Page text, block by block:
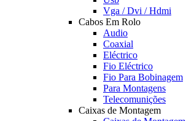
Vga / Dvi / Hdmi
Cabos Em Rolo
Audio
Coaxial
Eléctrico
Fio Eléctrico
Fio Para Bobinagem
Para Montagens
Telecomunições
Caixas de Montagem